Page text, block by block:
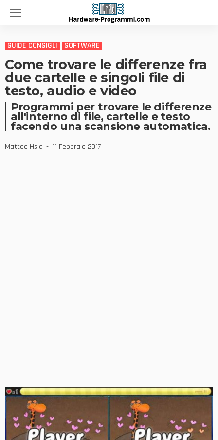
GUIDE CONSIGLI SOFTWARE
Come trovare le differenze fra
due cartelle e singoli file di
testo, audio e video
Programmi per trovare le differenze
all'interno di file, cartelle e testo
facendo una scansione automatica.
Matteo Hsia 11 Febbraio 2017